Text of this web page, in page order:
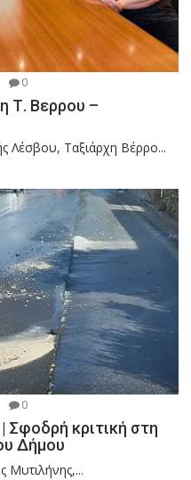
0
Τ. Βερρου –
Λέσβου, Ταξιάρχη Βέρρο...
0
κριτική στη
Δήμου
Μυτιλήνης,...